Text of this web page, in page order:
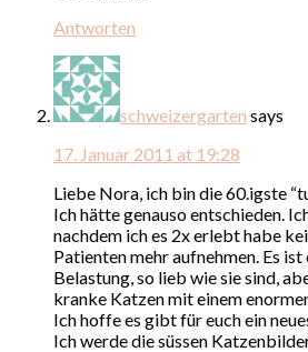
Antworten
schweizergarten says
17. Januar 2011 at 19:28
Liebe Nora, ich bin die 60.igste
Ich hätte genauso entschieden.
nachdem ich es 2x erlebt habe
Patienten mehr aufnehmen. Es
Belastung, so lieb wie sie sind,
kranke Katzen mit einem
Ich hoffe es gibt für euch ein
Ich werde die süssen